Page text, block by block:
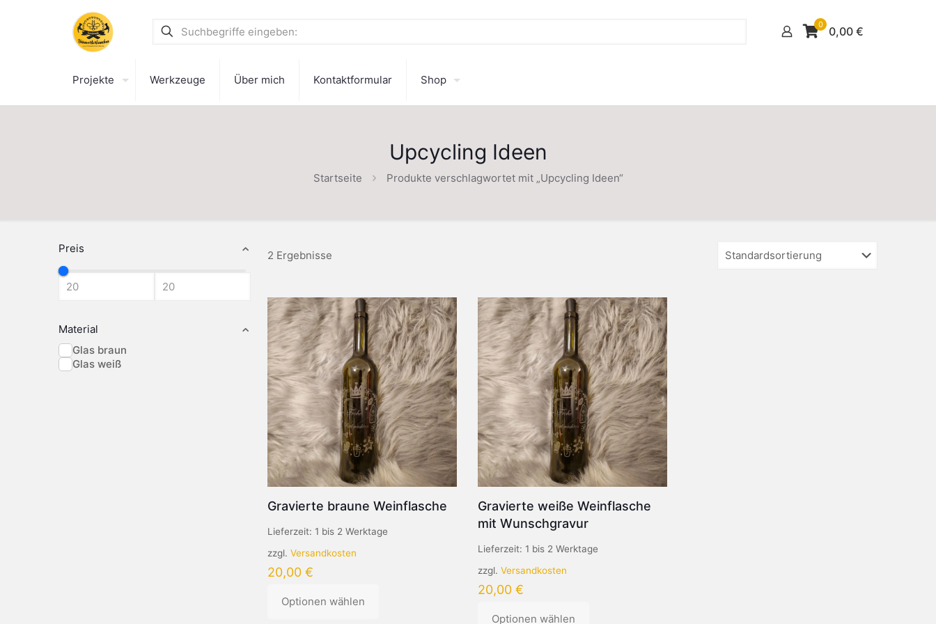
0 0,00 €
Projekte Werkzeuge Über mich Kontaktformular Shop
Upcycling Ideen
Startseite Produkte verschlagwortet mit „Upcycling Ideen“
Preis
Material
Glas braun
Glas weiß
2 Ergebnisse
Gravierte braune Weinflasche
Lieferzeit: 1 bis 2 Werktage
zzgl. Versandkosten
20,00 €
Optionen wählen
Gravierte weiße Weinflasche
mit Wunschgravur
Lieferzeit: 1 bis 2 Werktage
zzgl. Versandkosten
20,00 €
Optionen wählen